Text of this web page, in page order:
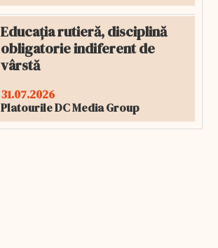
Educația rutieră, disciplină
obligatorie indiferent de
vârstă
31.07.2026
Platourile DC Media Group